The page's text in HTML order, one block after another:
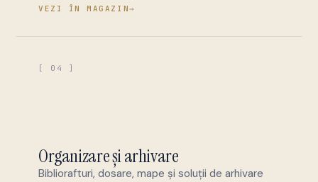
VEZI ÎN MAGAZIN→
[ 04 ]
Organizare și arhivare
Bibliorafturi, dosare, mape și soluții de arhivare